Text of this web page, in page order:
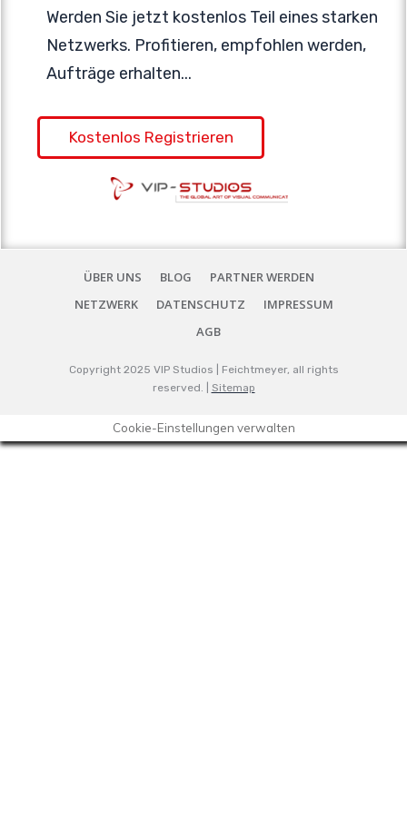
Werden Sie jetzt kostenlos Teil eines starken
Netzwerks. Profitieren, empfohlen werden,
Aufträge erhalten...
Kostenlos Registrieren
ÜBER UNS BLOG
PARTNER WERDEN
NETZWERK
DATENSCHUTZ
IMPRESSUM
AGB
Copyright 2025 VIP Studios | Feichtmeyer, all rights
reserved. | Sitemap
Cookie-Einstellungen verwalten